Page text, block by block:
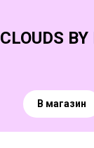
CLOUDS BY
В магазин